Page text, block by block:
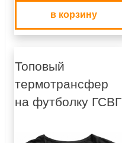
в корзину
Топовый
термотрансфер
на футболку ГСВГ